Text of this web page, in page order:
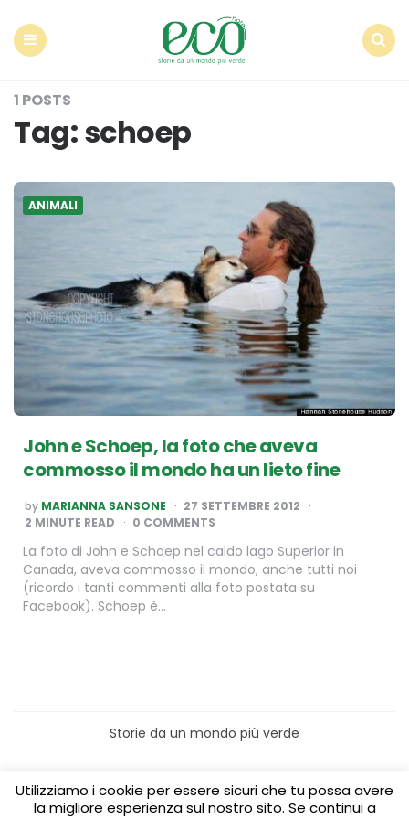
1 POSTS
Tag:schoep
ANIMALI
John e Schoep, la foto che aveva
commosso il mondo ha un lieto fine
POSTED
BY
by MARIANNA SANSONE
27 SETTEMBRE 2012
2 MINUTE READ 0 COMMENTS
La foto di John e Schoep nel caldo lago Superior in
Canada, aveva commosso il mondo, anche tutti noi
(ricordo i tanti commenti alla foto postata su
Facebook). Schoep è…
Storie da un mondo più verde
Home
Turismo sostenibile
Laboratori/Visite per le scuole
Green content per aziende Media Partner
Utilizziamo i cookie per essere sicuri che tu possa avere
la migliore esperienza sul nostro sito. Se continui a